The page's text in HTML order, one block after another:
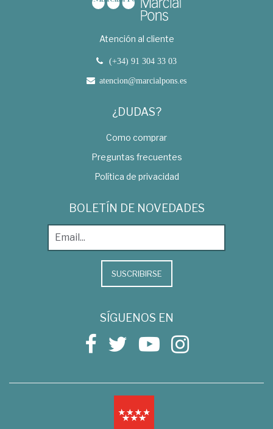
Atención al cliente
(+34) 91 304 33 03
atencion@marcialpons.es
¿DUDAS?
Como comprar
Preguntas frecuentes
Política de privacidad
BOLETÍN DE NOVEDADES
SUSCRIBIRSE
SÍGUENOS EN